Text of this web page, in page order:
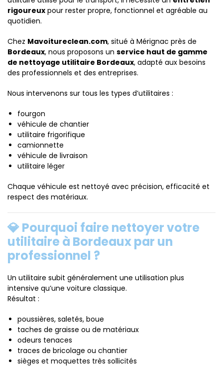
rigoureux pour rester propre, fonctionnel et agréable au
quotidien.
Chez Mavoitureclean.com, situé à Mérignac près de
Bordeaux, nous proposons un service haut de gamme
de nettoyage utilitaire Bordeaux, adapté aux besoins
des professionnels et des entreprises.
Nous intervenons sur tous les types d’utilitaires :
fourgon
véhicule de chantier
utilitaire frigorifique
camionnette
véhicule de livraison
utilitaire léger
Chaque véhicule est nettoyé avec précision, efficacité et
respect des matériaux.
💎 Pourquoi faire nettoyer votre
utilitaire à Bordeaux par un
professionnel ?
Un utilitaire subit généralement une utilisation plus
intensive qu’une voiture classique.
Résultat :
poussières, saletés, boue
taches de graisse ou de matériaux
odeurs tenaces
traces de bricolage ou chantier
sièges et moquettes très sollicités